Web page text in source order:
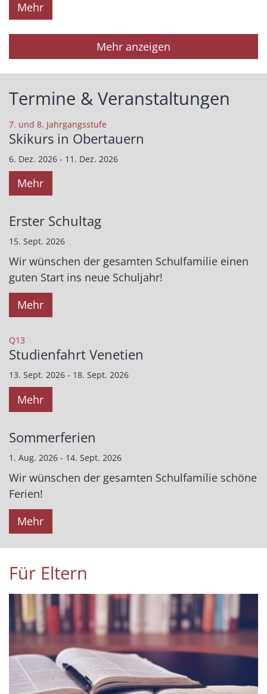
Mehr
Mehr anzeigen
Termine & Veranstaltungen
7. und 8. Jahrgangsstufe
Skikurs in Obertauern
6. Dez. 2026 - 11. Dez. 2026
Mehr
Erster Schultag
15. Sept. 2026
Wir wünschen der gesamten Schulfamilie einen
guten Start ins neue Schuljahr!
Mehr
Q13
Studienfahrt Venetien
13. Sept. 2026 - 18. Sept. 2026
Mehr
Sommerferien
1. Aug. 2026 - 14. Sept. 2026
Wir wünschen der gesamten Schulfamilie schöne
Ferien!
Mehr
Für Eltern